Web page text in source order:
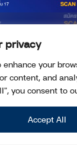
privacy
enhance your
content, and
you consent to
Accept All
ที่ปรึกษา รุ่น 4
ไม่มีค่าใช้จ่า
Xcite